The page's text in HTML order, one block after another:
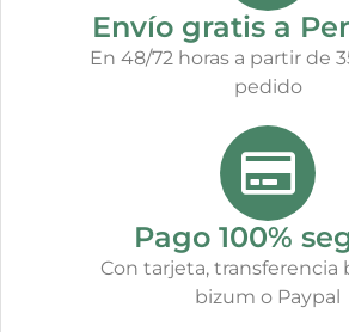
Envío gratis a
En 48/72 horas a partir de
pedido
Pago 100%
Con tarjeta, transferencia
bizum o Paypal